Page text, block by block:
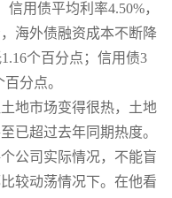
用债平均利率4.50%，
海外债融资成本不断降
个百分点；信用债3
分点。
地市场变得很热，土地
已超过去年同期热度。
公司实际情况，不能盲
较动荡情况下。在他看